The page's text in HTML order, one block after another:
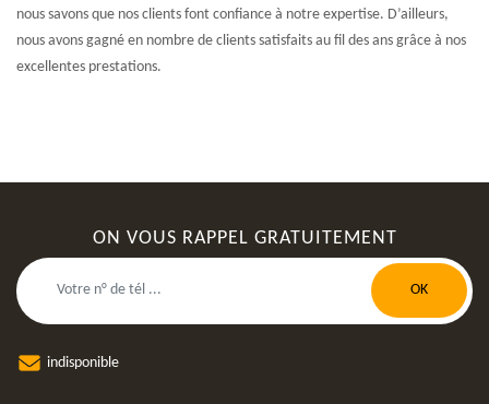
nous savons que nos clients font confiance à notre expertise. D’ailleurs,
nous avons gagné en nombre de clients satisfaits au fil des ans grâce à nos
excellentes prestations.
ON VOUS RAPPEL GRATUITEMENT
indisponible